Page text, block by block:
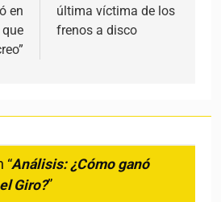
en
que
última víctima de los
frenos a disco
“Análisis: ¿Cómo ganó
Giro?”